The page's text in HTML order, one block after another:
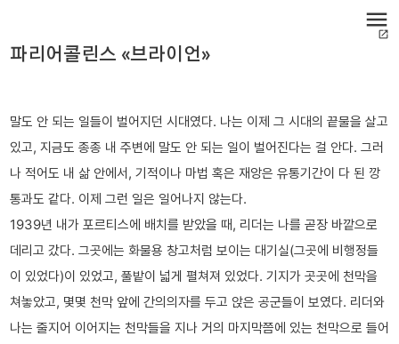
menu
open_in_new
파리어콜린스 «브라이언»
말도 안 되는 일들이 벌어지던 시대였다. 나는 이제 그 시대의 끝물을 살고
있고, 지금도 종종 내 주변에 말도 안 되는 일이 벌어진다는 걸 안다. 그러
나 적어도 내 삶 안에서, 기적이나 마법 혹은 재앙은 유통기간이 다 된 깡
통과도 같다. 이제 그런 일은 일어나지 않는다.
1939년 내가 포르티스에 배치를 받았을 때, 리더는 나를 곧장 바깥으로
데리고 갔다. 그곳에는 화물용 창고처럼 보이는 대기실(그곳에 비행정들
이 있었다)이 있었고, 풀밭이 넓게 펼쳐져 있었다. 기지가 곳곳에 천막을
쳐놓았고, 몇몇 천막 앞에 간의의자를 두고 앉은 공군들이 보였다. 리더와
나는 줄지어 이어지는 천막들을 지나 거의 마지막쯤에 있는 천막으로 들어